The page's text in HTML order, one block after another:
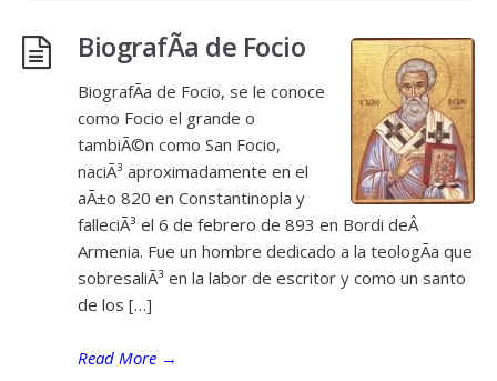
BiografÃ­a de Focio
BiografÃ­a de Focio, se le conoce
como Focio el grande o
tambiÃ©n como San Focio,
naciÃ³ aproximadamente en el
aÃ±o 820 en Constantinopla y
falleciÃ³ el 6 de febrero de 893 en Bordi deÂ
Armenia. Fue un hombre dedicado a la teologÃ­a que
sobresaliÃ³ en la labor de escritor y como un santo
de los […]
Read More →